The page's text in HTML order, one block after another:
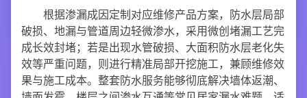
根据渗漏成因定制对应维修产品方案，防水层局部
破损、地漏与管道周边轻微渗水，采用微创堵漏工艺完
成长效封堵；若是出现水管破损、大面积防水层老化失
效等严重问题，则进行精准局部开挖施工，兼顾维修效
果与施工成本。整套防水服务能够彻底解决墙体返潮、